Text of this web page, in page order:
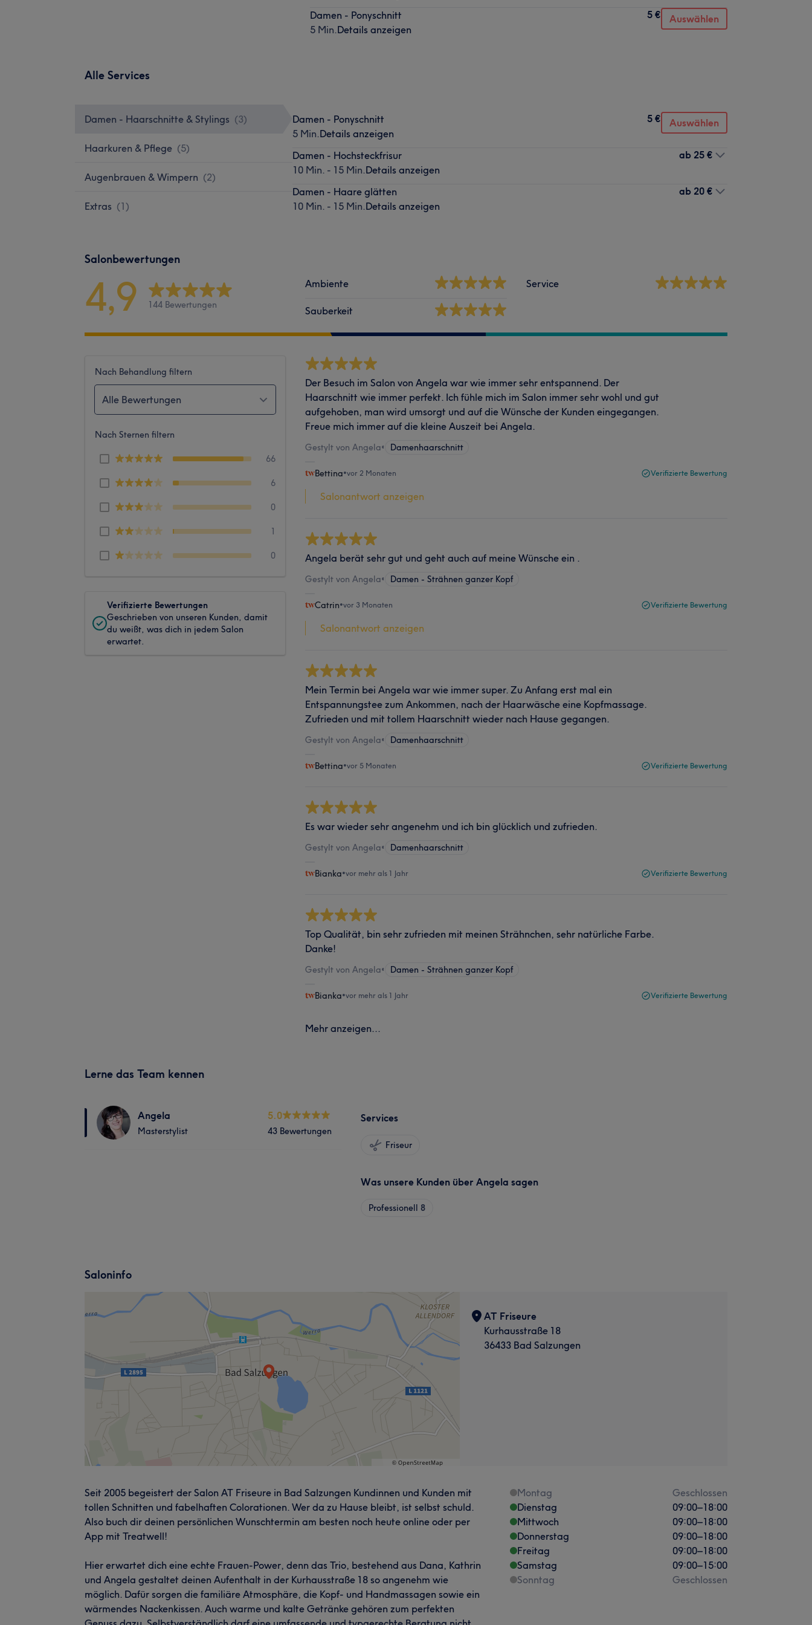
Damen - Ponyschnitt
5 Min.Details anzeigen
5 € Auswählen
Alle Services
Damen - Haarschnitte & Stylings (3)
Haarkuren & Pflege (5)
Augenbrauen & Wimpern (2)
Extras (1)
Damen - Ponyschnitt
5 Min.Details anzeigen
5 € Auswählen
Damen - Hochsteckfrisur
10 Min. - 15 Min.Details anzeigen
ab 25 €
Damen - Haare glätten
10 Min. - 15 Min.Details anzeigen
ab 20 €
Salonbewertungen
4,9 144 Bewertungen
Ambiente
Sauberkeit
Service
Nach Behandlung filtern
Alle Bewertungen
Nach Sternen filtern
66
6
0
1
0
Verifizierte Bewertungen
Geschrieben von unseren Kunden, damit
du weißt, was dich in jedem Salon
erwartet.
Der Besuch im Salon von Angela war wie immer sehr entspannend. Der
Haarschnitt wie immer perfekt. Ich fühle mich im Salon immer sehr wohl und gut
aufgehoben, man wird umsorgt und auf die Wünsche der Kunden eingegangen.
Freue mich immer auf die kleine Auszeit bei Angela.
Gestylt von Angela• Damenhaarschnitt
Bettina•vor 2 Monaten Verifizierte Bewertung
Salonantwort anzeigen
Angela berät sehr gut und geht auch auf meine Wünsche ein .
Gestylt von Angela• Damen - Strähnen ganzer Kopf
Catrin•vor 3 Monaten Verifizierte Bewertung
Salonantwort anzeigen
Mein Termin bei Angela war wie immer super. Zu Anfang erst mal ein
Entspannungstee zum Ankommen, nach der Haarwäsche eine Kopfmassage.
Zufrieden und mit tollem Haarschnitt wieder nach Hause gegangen.
Gestylt von Angela• Damenhaarschnitt
Bettina•vor 5 Monaten Verifizierte Bewertung
Es war wieder sehr angenehm und ich bin glücklich und zufrieden.
Gestylt von Angela• Damenhaarschnitt
Bianka•vor mehr als 1 Jahr Verifizierte Bewertung
Top Qualität, bin sehr zufrieden mit meinen Strähnchen, sehr natürliche Farbe.
Danke!
Gestylt von Angela• Damen - Strähnen ganzer Kopf
Bianka•vor mehr als 1 Jahr Verifizierte Bewertung
Mehr anzeigen...
Lerne das Team kennen
Angela
Masterstylist
5.0
43 Bewertungen
Services
Friseur
Was unsere Kunden über Angela sagen
Professionell 8
Saloninfo
AT Friseure
Kurhausstraße 18
36433 Bad Salzungen
Seit 2005 begeistert der Salon AT Friseure in Bad Salzungen Kundinnen und Kunden mit
tollen Schnitten und fabelhaften Colorationen. Wer da zu Hause bleibt, ist selbst schuld.
Also buch dir deinen persönlichen Wunschtermin am besten noch heute online oder per
App mit Treatwell!
Hier erwartet dich eine echte Frauen-Power, denn das Trio, bestehend aus Dana, Kathrin
und Angela gestaltet deinen Aufenthalt in der Kurhausstraße 18 so angenehm wie
möglich. Dafür sorgen die familiäre Atmosphäre, die Kopf- und Handmassagen sowie ein
wärmendes Nackenkissen. Auch warme und kalte Getränke gehören zum perfekten
Montag
Geschlossen
Dienstag
09:00–18:00
Mittwoch
09:00–18:00
Donnerstag
09:00–18:00
Freitag
09:00–18:00
Samstag
09:00–15:00
Sonntag
Geschlossen